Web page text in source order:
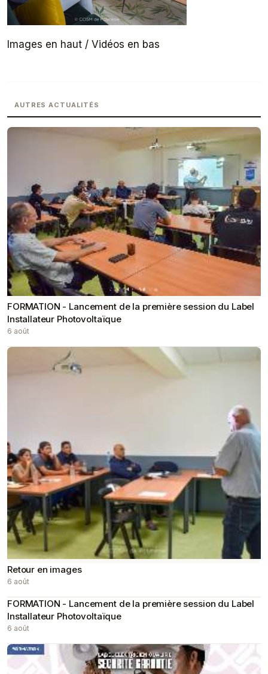
Images en haut / Vidéos en bas
AUTRES ACTUALITÉS
FORMATION - Lancement de la première session du Label
Installateur Photovoltaïque
6 août
Retour en images
6 août
FORMATION - Lancement de la première session du Label
Installateur Photovoltaïque
6 août